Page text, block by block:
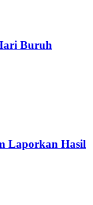
Buruh
Laporkan Hasil